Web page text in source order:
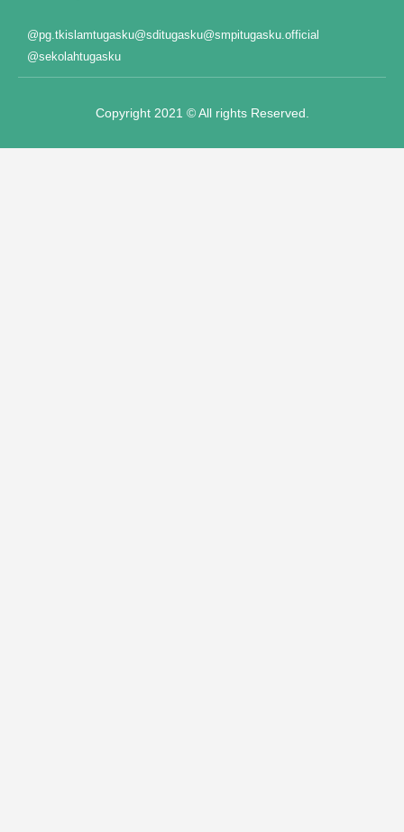
@pg.tkislamtugasku@sditugasku@smpitugasku.official
@sekolahtugasku
Copyright 2021 © All rights Reserved.